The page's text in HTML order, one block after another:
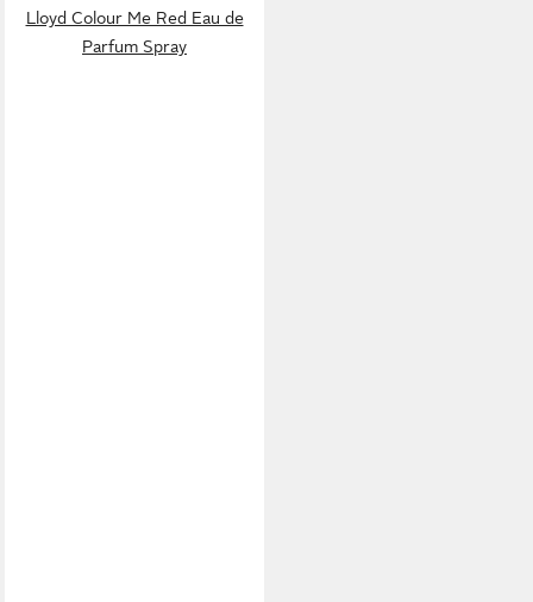
Lloyd Colour Me Red Eau de
Parfum Spray